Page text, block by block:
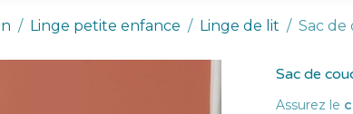
Linge petite enfance Linge de lit Sac
Sac de
Assurez le